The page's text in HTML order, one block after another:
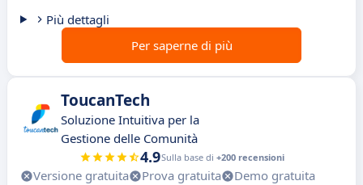
Più dettagli
Per saperne di più
ToucanTech
Soluzione Intuitiva per la
Gestione delle Comunità
4.9Sulla base di +200 recensioni
Versione gratuita Prova gratuita
Demo gratuita